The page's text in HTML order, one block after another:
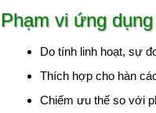
Phạm vi ứng
Do tính linh hoạt, sự
Thích hợp cho hàn
Chiếm ưu thế so với